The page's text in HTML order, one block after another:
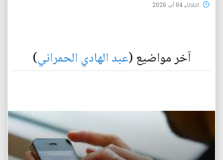
الثلاثاء 04 آب 2026
آخر مواضيع (عبد الهادي الحمراني)